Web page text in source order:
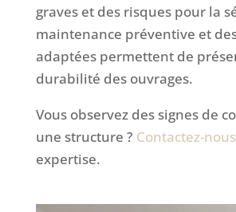
graves et des risques pour la
maintenance préventive et
adaptées permettent de
durabilité des ouvrages.
Vous observez des signes de
une structure ? Contactez-nous
expertise.